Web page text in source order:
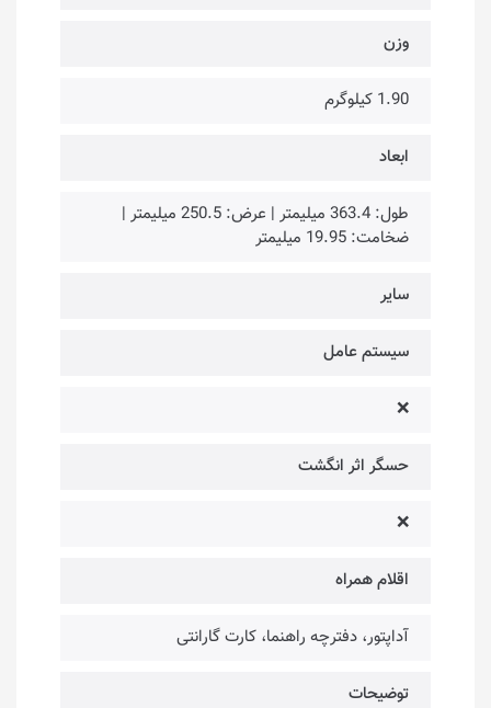
وزن
1.90 کیلوگرم
ابعاد
طول: 363.4 میلیمتر | عرض: 250.5 میلیمتر |
ضخامت: 19.95 میلیمتر
سایر
سیستم عامل
❌
حسگر اثر انگشت
❌
اقلام همراه
آداپتور، دفترچه راهنما، کارت گارانتی
توضیحات